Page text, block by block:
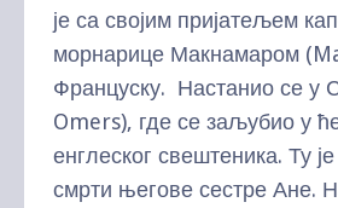
је са својим пријатељем
морнарице Макнамаром
Француску. Настанио се у
Omers), где се заљубио у
енглеског свештеника. Ту
смрти његове сестре Ане.